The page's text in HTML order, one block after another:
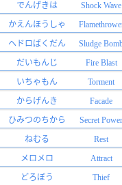
でんげきは
Shock Wave
かえんほうしゃ
ヘドロばくだん
Sludge
だいもんじ
Fire Blast
いちゃもん
Torment
からげんき
Facade
ひみつのちから
Secret Power
ねむる
Rest
メロメロ
Attract
どろぼう
Thief